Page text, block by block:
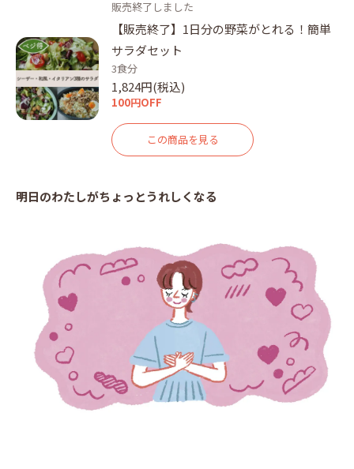
販売終了しました
【販売終了】1日分の野菜がとれる！簡単
サラダセット
3食分
1,824円(税込)
100円OFF
この商品を見る
明日のわたしがちょっとうれしくなる